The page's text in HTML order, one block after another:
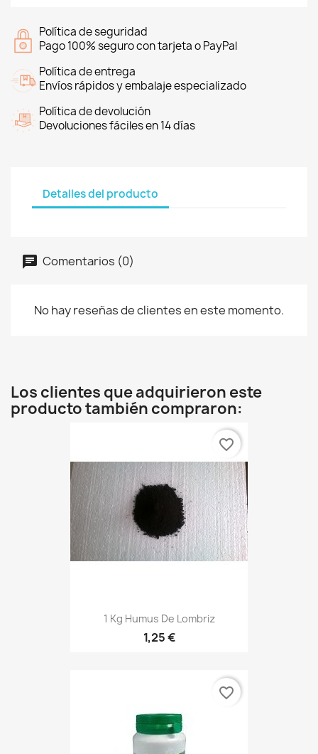
Política de seguridad
Pago 100% seguro con tarjeta o PayPal
Política de entrega
Envíos rápidos y embalaje especializado
Política de devolución
Devoluciones fáciles en 14 días
Detalles del producto
Comentarios (0)
No hay reseñas de clientes en este momento.
Los clientes que adquirieron este
producto también compraron:
1 Kg Humus De Lombriz
1,25 €
favorite_border
favorite_border